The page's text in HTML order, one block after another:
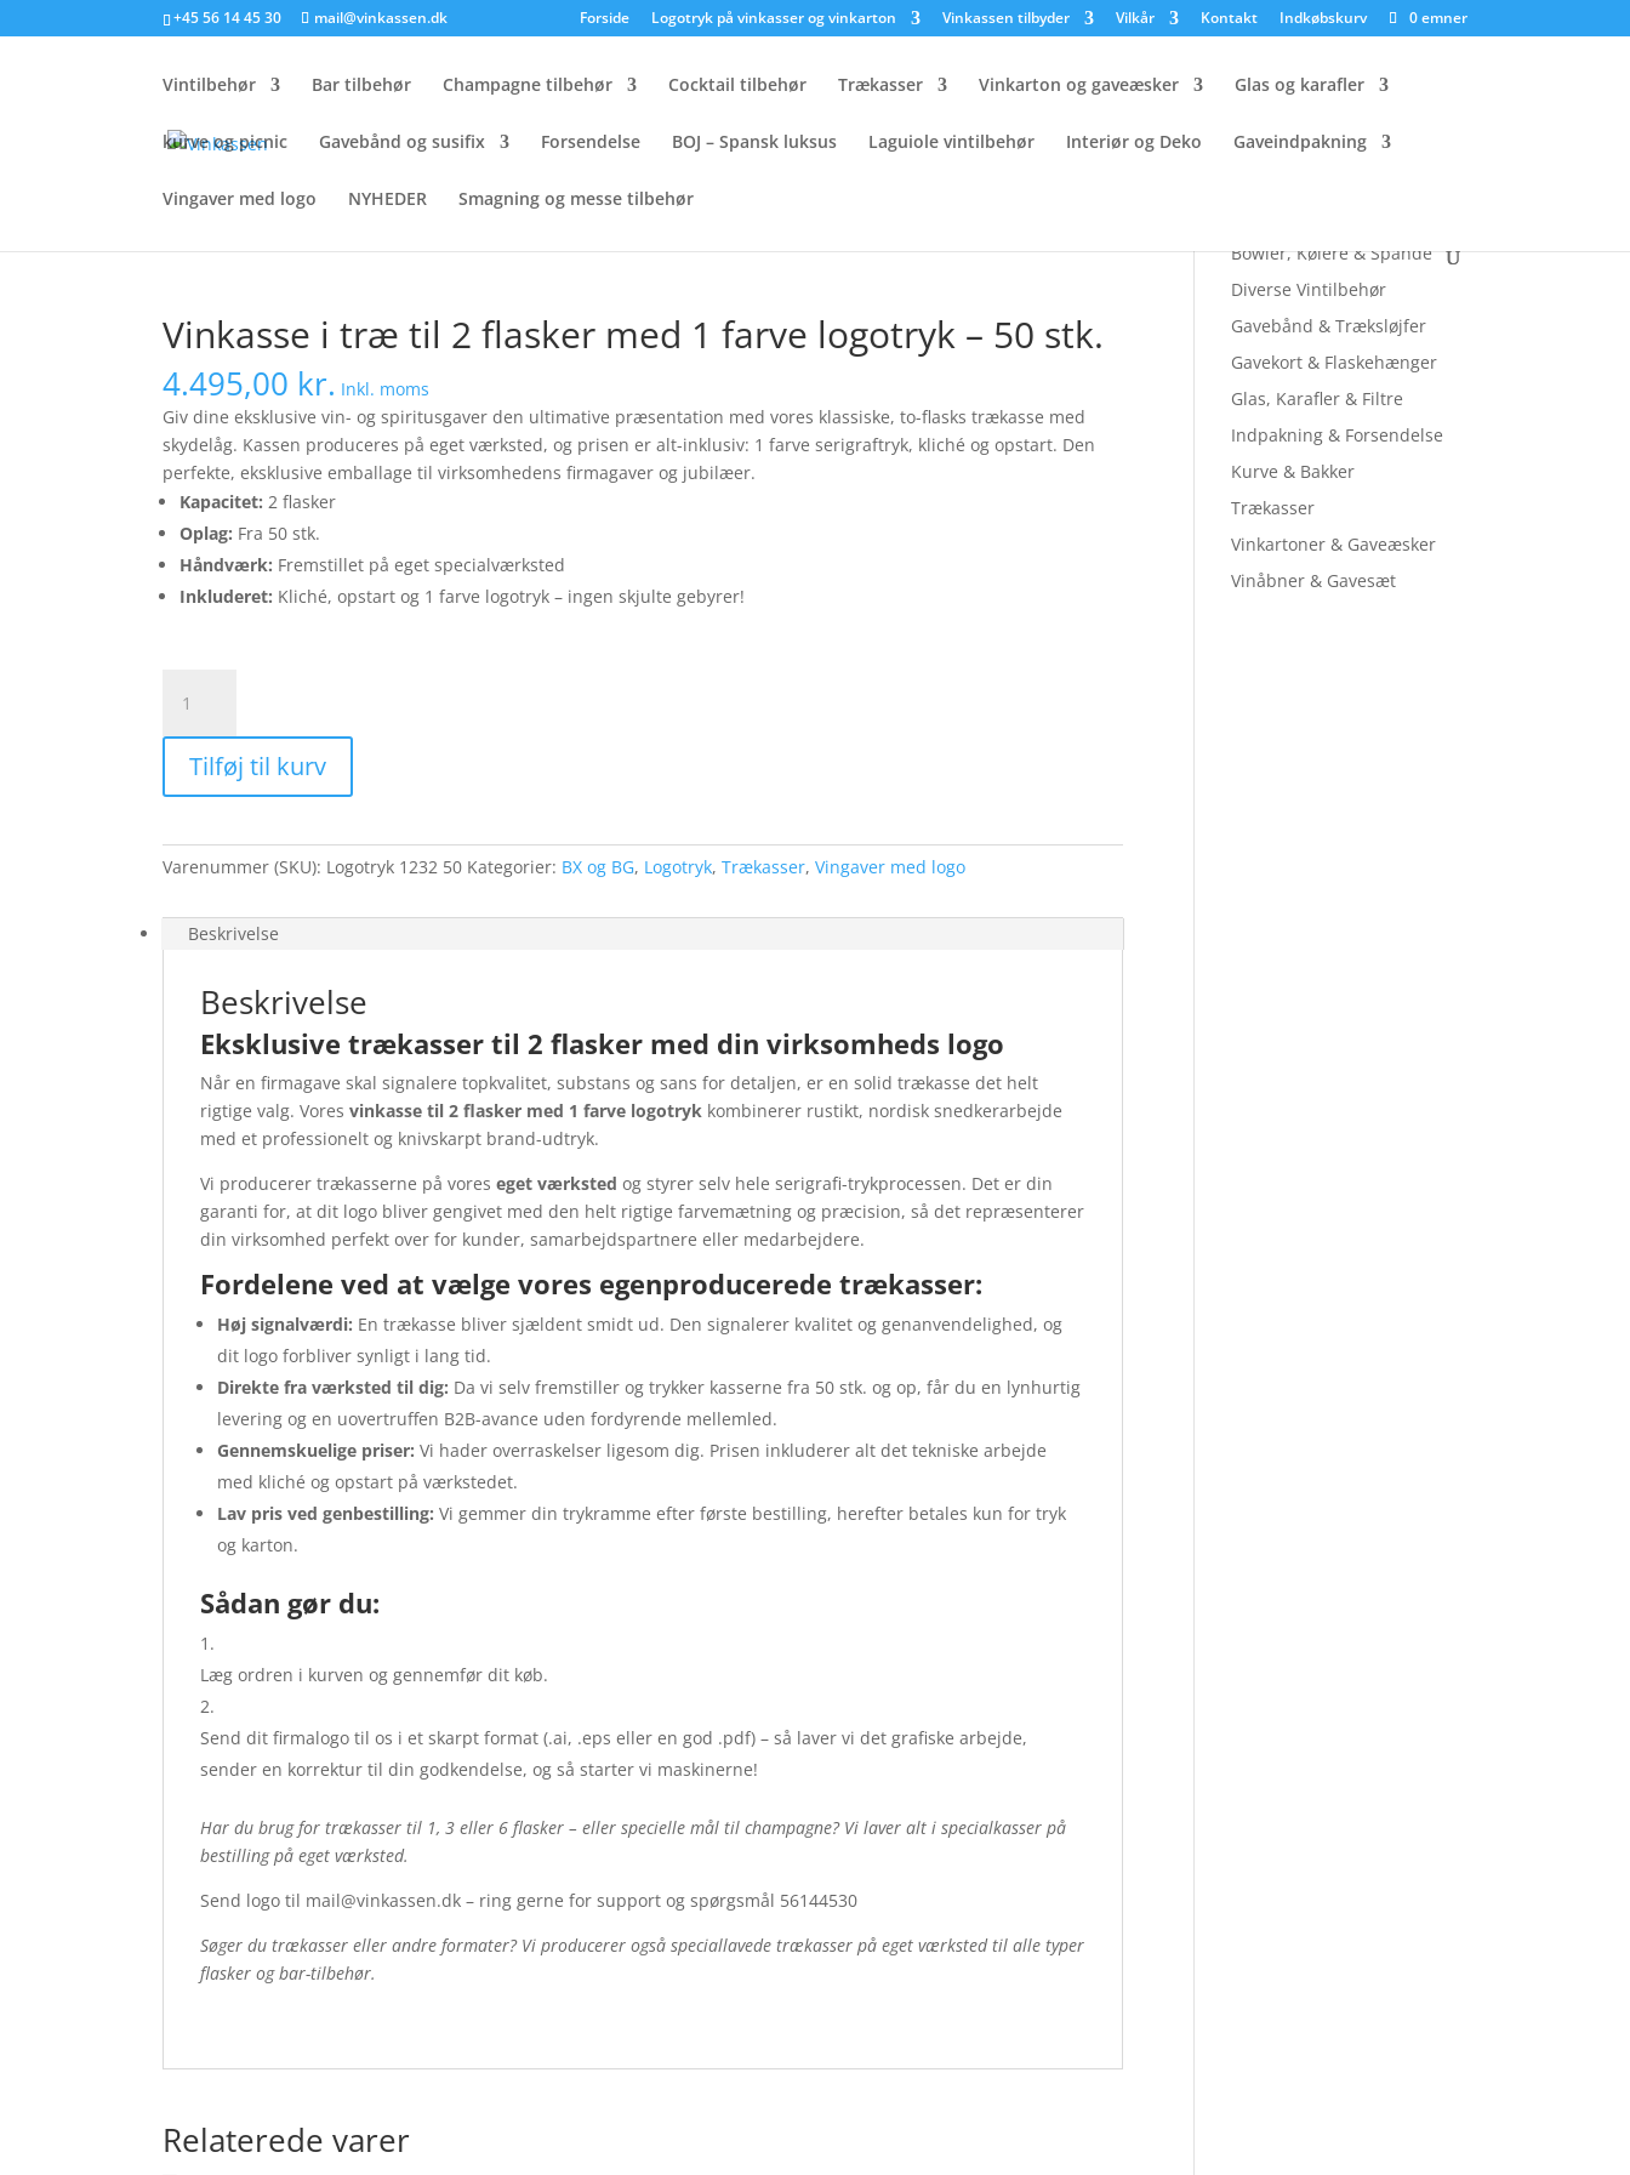
+45 56 14 45 30 mail@vinkassen.dk Forside Logotryk på vinkasser og vinkarton Vinkassen tilbyder Vilkår Kontakt Indkøbskurv 0 emner
Vintilbehør Bar tilbehør Champagne tilbehør Cocktail tilbehør Trækasser Vinkarton og gaveæsker Glas og karafler
kurve og picnic Gavebånd og susifix Forsendelse BOJ – Spansk luksus Laguiole vintilbehør Interiør og Deko Gaveindpakning
Vingaver med logo NYHEDER Smagning og messe tilbehør
×
Vinkasse i træ til 2 flasker med 1 farve logotryk – 50 stk.
4.495,00 kr. Inkl. moms
Giv dine eksklusive vin- og spiritusgaver den ultimative præsentation med vores klassiske, to-flasks trækasse med
skydelåg. Kassen produceres på eget værksted, og prisen er alt-inklusiv: 1 farve serigraftryk, kliché og opstart. Den
perfekte, eksklusive emballage til virksomhedens firmagaver og jubilæer.
Kapacitet: 2 flasker
Oplag: Fra 50 stk.
Håndværk: Fremstillet på eget specialværksted
Inkluderet: Kliché, opstart og 1 farve logotryk – ingen skjulte gebyrer!
træ
2
med
1
logotryk
Tilføj til kurv
Varenummer (SKU): Logotryk 1232 50 Kategorier: BX og BG, Logotryk,Trækasser,Vingaver med logo
Beskrivelse
Beskrivelse
Eksklusive trækasser til 2 flasker med din virksomheds logo
Når en firmagave skal signalere topkvalitet, substans og sans for detaljen, er en solid trækasse det helt
rigtige valg. Voresvinkasse til 2 flasker med 1 farve logotryk kombinerer rustikt, nordisk snedkerarbejde
med et professionelt og knivskarpt brand-udtryk.
Vi producerer trækasserne på voreseget værksted og styrer selv hele serigrafi-trykprocessen. Det er din
garanti for, at dit logo bliver gengivet med den helt rigtige farvemætning og præcision, så det repræsenterer
din virksomhed perfekt over for kunder, samarbejdspartnere eller medarbejdere.
Fordelene ved at vælge vores egenproducerede trækasser:
Høj signalværdi: En trækasse bliver sjældent smidt ud. Den signalerer kvalitet og genanvendelighed, og
dit logo forbliver synligt i lang tid.
Direkte fra værksted til dig: Da vi selv fremstiller og trykker kasserne fra 50 stk. og op, får du en lynhurtig
levering og en uovertruffen B2B-avance uden fordyrende mellemled.
Gennemskuelige priser: Vi hader overraskelser ligesom dig. Prisen inkluderer alt det tekniske arbejde
med kliché og opstart på værkstedet.
Lav pris ved genbestilling: Vi gemmer din trykramme efter første bestilling, herefter betales kun for tryk
og karton.
Sådan gør du:
Læg ordren i kurven og gennemfør dit køb.
Send dit firmalogo til os i et skarpt format (.ai, .eps eller en god .pdf) – så laver vi det grafiske arbejde,
sender en korrektur til din godkendelse, og så starter vi maskinerne!
Har du brug for trækasser til 1, 3 eller 6 flasker – eller specielle mål til champagne? Vi laver alt i specialkasser på
bestilling på eget værksted.
Send logo til mail@vinkassen.dk – ring gerne for support og spørgsmål 56144530
Søger du trækasser eller andre formater? Vi producerer også speciallavede trækasser på eget værksted til alle typer
flasker og bar-tilbehør.
Relaterede varer
Bowler, Kølere & Spande
Diverse Vintilbehør
Gavebånd & Træksløjfer
Gavekort & Flaskehænger
Glas, Karafler & Filtre
Indpakning & Forsendelse
Kurve & Bakker
Trækasser
Vinkartoner & Gaveæsker
Vinåbner & Gavesæt